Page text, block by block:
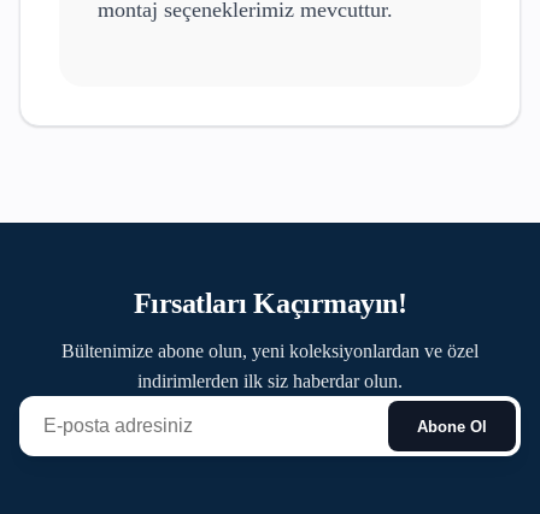
montaj seçeneklerimiz mevcuttur.
Fırsatları Kaçırmayın!
Bültenimize abone olun, yeni koleksiyonlardan ve özel
indirimlerden ilk siz haberdar olun.
Abone Ol